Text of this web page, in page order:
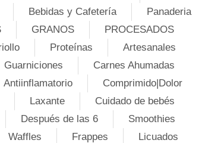
Bebidas y Cafetería
Panaderia
GRANOS
PROCESADOS
Proteínas
Artesanales
Guarniciones
Carnes Ahumadas
Antiinflamatorio
Comprimido|Dolor
Laxante
Cuidado de bebés
Después de las 6
Smoothies
Waffles Frappes
Licuados